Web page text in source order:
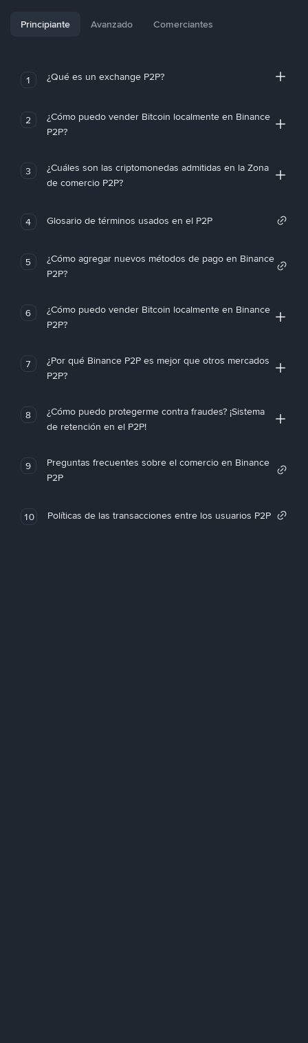
Principiante Avanzado Comerciantes
1 ¿Qué es un exchange P2P?
2
¿Cómo puedo vender Bitcoin localmente en Binance
P2P?
3
¿Cuáles son las criptomonedas admitidas en la Zona
de comercio P2P?
4 Glosario de términos usados en el P2P
5
¿Cómo agregar nuevos métodos de pago en Binance
P2P?
6
¿Cómo puedo vender Bitcoin localmente en Binance
P2P?
7
¿Por qué Binance P2P es mejor que otros mercados
P2P?
8
¿Cómo puedo protegerme contra fraudes? ¡Sistema
de retención en el P2P!
9
Preguntas frecuentes sobre el comercio en Binance
P2P
10 Políticas de las transacciones entre los usuarios P2P